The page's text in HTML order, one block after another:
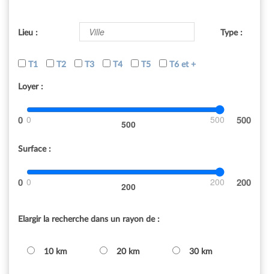
Lieu : Type :
T1 T2 T3 T4 T5 T6 et +
Loyer :
0 500 500
Surface :
0 200 200
Elargir la recherche dans un rayon de :
10 km 20 km 30 km